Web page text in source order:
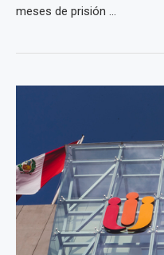
meses de prisión ...